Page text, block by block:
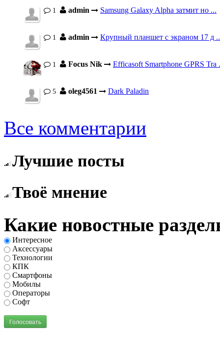
1 admin Samsung Galaxy Alpha затмит но ...
1 admin Крупный планшет с экраном 17 д
1 Focus Nik Efficasoft Smartphone GPRS Tra
5 oleg4561 Dark Paladin
Все комментарии
Лучшие посты
Твоё мнение
Какие новостные
Интересное
Аксессуары
Технологии
КПК
Смартфоны
Мобилы
Операторы
Софт
Голосовать